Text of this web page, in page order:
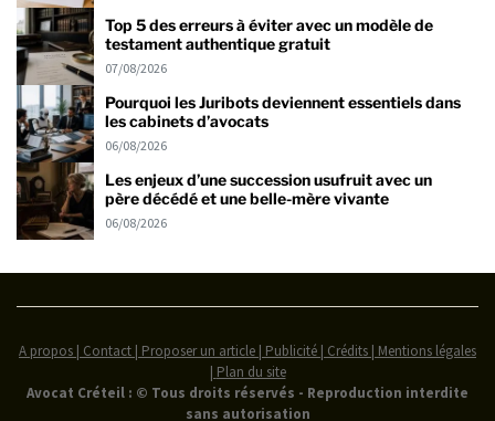
Top 5 des erreurs à éviter avec un modèle de
testament authentique gratuit
07/08/2026
Pourquoi les Juribots deviennent essentiels dans
les cabinets d’avocats
06/08/2026
Les enjeux d’une succession usufruit avec un
père décédé et une belle-mère vivante
06/08/2026
A propos | Contact | Proposer un article | Publicité | Crédits | Mentions légales
| Plan du site
Avocat Créteil : © Tous droits réservés - Reproduction interdite
sans autorisation